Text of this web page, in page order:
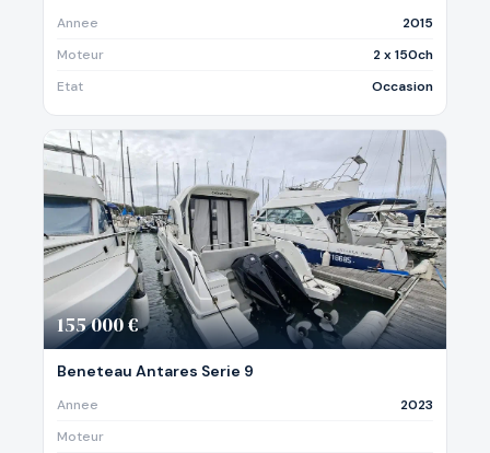
Annee
2015
Moteur
2 x 150ch
Etat
Occasion
155 000 €
Beneteau Antares Serie 9
Annee
2023
Moteur